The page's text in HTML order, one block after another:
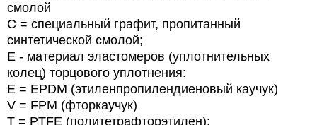
смолой
С = специальный графит, пропитанный
синтетической смолой;
E - материал эластомеров (уплотнительных
колец) торцового уплотнения:
E = EPDM (этиленпропилендиеновый каучук)
V = FPM (фторкаучук)
T = PTFE (политетрафторэтилен);